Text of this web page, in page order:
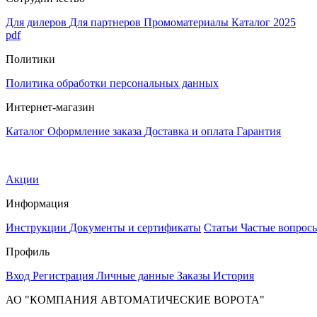
Для дилеров Для партнеров Промоматериалы Каталог 2025
pdf
Политики
Политика обработки персональных данных
Интернет-магазин
Каталог Оформление заказа Доставка и оплата Гарантия
Акции
Информация
Инструкции Документы и сертификаты Статьи Частые
Профиль
Вход Регистрация Личные данные Заказы История
АО "КОМПАНИЯ АВТОМАТИЧЕСКИЕ ВОРОТА"